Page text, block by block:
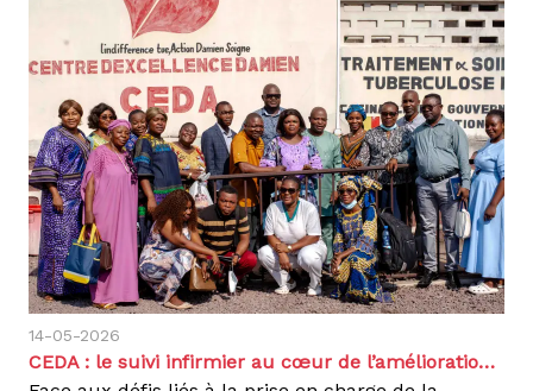
14-05-2026
CEDA : le suivi infirmier au cœur de l’amélioration de la prise en charge de la TB-PR à Kinshasa